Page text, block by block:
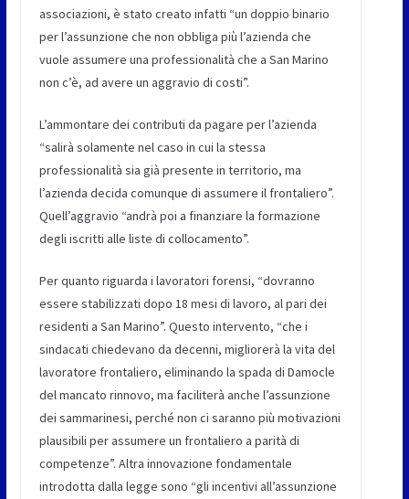
associazioni, è stato creato infatti “un doppio binario
per l’assunzione che non obbliga più l’azienda che
vuole assumere una professionalità che a San Marino
non c’è, ad avere un aggravio di costi”.
L’ammontare dei contributi da pagare per l’azienda
“salirà solamente nel caso in cui la stessa
professionalità sia già presente in territorio, ma
l’azienda decida comunque di assumere il frontaliero”.
Quell’aggravio “andrà poi a finanziare la formazione
degli iscritti alle liste di collocamento”.
Per quanto riguarda i lavoratori forensi, “dovranno
essere stabilizzati dopo 18 mesi di lavoro, al pari dei
residenti a San Marino”. Questo intervento, “che i
sindacati chiedevano da decenni, migliorerà la vita del
lavoratore frontaliero, eliminando la spada di Damocle
del mancato rinnovo, ma faciliterà anche l’assunzione
dei sammarinesi, perché non ci saranno più motivazioni
plausibili per assumere un frontaliero a parità di
competenze”. Altra innovazione fondamentale
introdotta dalla legge sono “gli incentivi all’assunzione